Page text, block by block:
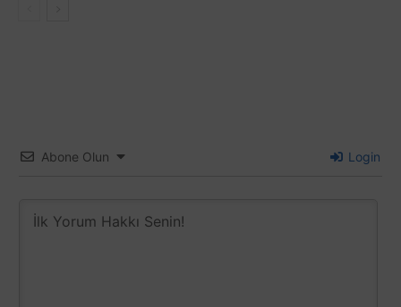
Abone Olun Login